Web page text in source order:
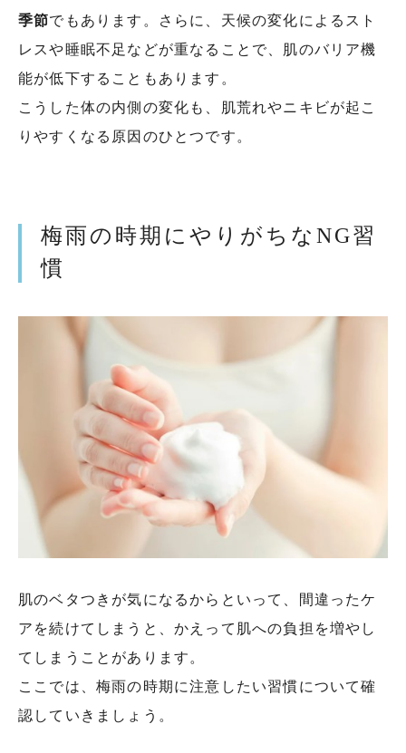
季節でもあります。さらに、天候の変化によるスト
レスや睡眠不足などが重なることで、肌のバリア機
能が低下することもあります。
こうした体の内側の変化も、肌荒れやニキビが起こ
りやすくなる原因のひとつです。
梅雨の時期にやりがちなNG習
慣
肌のベタつきが気になるからといって、間違ったケ
アを続けてしまうと、かえって肌への負担を増やし
てしまうことがあります。
ここでは、梅雨の時期に注意したい習慣について確
認していきましょう。